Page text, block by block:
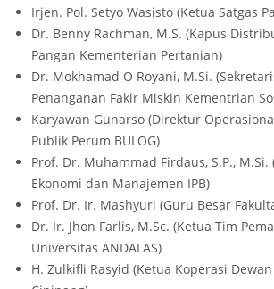
Irjen. Pol. Setyo Wasisto (Ketua Satgas
Dr. Benny Rachman, M.S. (Kapus
Pangan Kementerian Pertanian)
Dr. Mokhamad O Royani, M.Si.
Penanganan Fakir Miskin Kementrian
Karyawan Gunarso (Direktur
Publik Perum BULOG)
Prof. Dr. Muhammad Firdaus, S.P., M.Si.
Ekonomi dan Manajemen IPB)
Prof. Dr. Ir. Mashyuri (Guru Besar
Dr. Ir. Jhon Farlis, M.Sc. (Ketua Tim
Universitas ANDALAS)
H. Zulkifli Rasyid (Ketua Koperasi